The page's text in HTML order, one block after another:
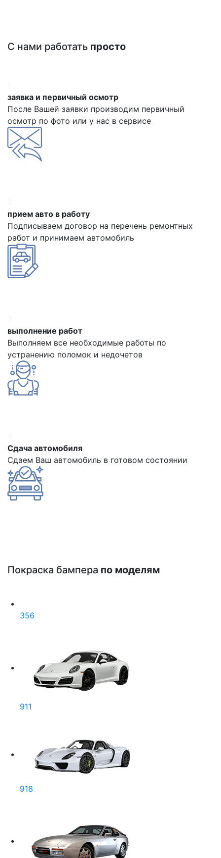
С нами работать просто
заявка и первичный осмотр
После Вашей заявки производим первичный
осмотр по фото или у нас в сервисе
прием авто в работу
Подписываем договор на перечень ремонтных
работ и принимаем автомобиль
выполнение работ
Выполняем все необходимые работы по
устранению поломок и недочетов
Сдача автомобиля
Сдаем Ваш автомобиль в готовом состоянии
Покраска бампера по моделям
356
911
918